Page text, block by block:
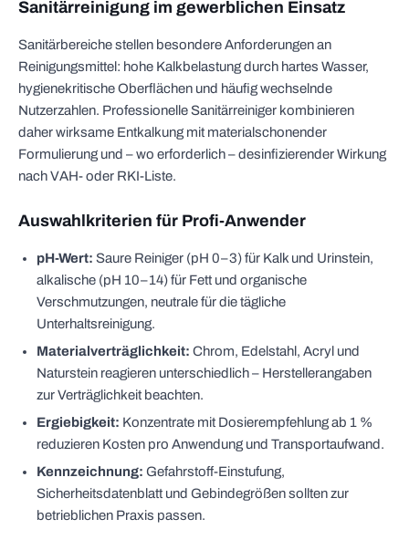
Sanitärreinigung im gewerblichen Einsatz
Sanitärbereiche stellen besondere Anforderungen an
Reinigungsmittel: hohe Kalkbelastung durch hartes Wasser,
hygienekritische Oberflächen und häufig wechselnde
Nutzerzahlen. Professionelle Sanitärreiniger kombinieren
daher wirksame Entkalkung mit materialschonender
Formulierung und – wo erforderlich – desinfizierender Wirkung
nach VAH- oder RKI-Liste.
Auswahlkriterien für Profi-Anwender
pH-Wert: Saure Reiniger (pH 0–3) für Kalk und Urinstein,
alkalische (pH 10–14) für Fett und organische
Verschmutzungen, neutrale für die tägliche
Unterhaltsreinigung.
Materialverträglichkeit: Chrom, Edelstahl, Acryl und
Naturstein reagieren unterschiedlich – Herstellerangaben
zur Verträglichkeit beachten.
Ergiebigkeit: Konzentrate mit Dosierempfehlung ab 1 %
reduzieren Kosten pro Anwendung und Transportaufwand.
Kennzeichnung: Gefahrstoff-Einstufung,
Sicherheitsdatenblatt und Gebindegrößen sollten zur
betrieblichen Praxis passen.